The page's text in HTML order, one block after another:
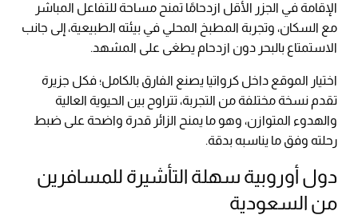
الإقامة في الجزر الأقل ازدحامًا تمنح مساحة للتفاعل المباشر
مع السكان، وتجربة المطبخ المحلي في بيئته الطبيعية، إلى جانب
الاستمتاع بالبحر دون ازدحام يطغى على المشهد.
اختيار الموقع داخل كرواتيا يصنع الفارق بالكامل؛ فكل جزيرة
تقدم نسخة مختلفة من التجربة، تتراوح بين الحيوية العالية
والهدوء المتوازن، وهو ما يمنح الزائر قدرة واضحة على ضبط
رحلته وفق ما يناسبه بدقة.
دول أوروبية سهلة التأشيرة للمسافرين
من السعودية